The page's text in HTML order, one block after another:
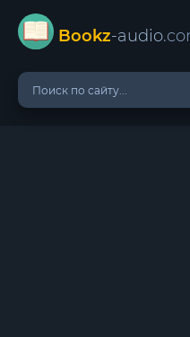
Bookz-audio